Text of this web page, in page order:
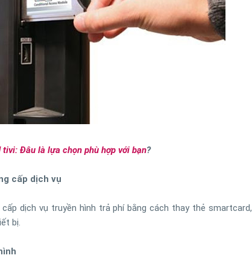
Đâu là lựa chọn phù hợp với bạn?
cấp dịch vụ
dịch vụ truyền hình trả phí bằng cách thay thẻ smartcard,
bị.